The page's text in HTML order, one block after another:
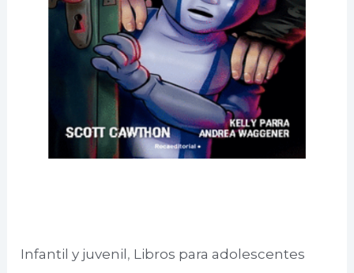
Infantil y juvenil , Libros para adolescentes